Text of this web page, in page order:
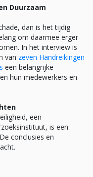
Duurzaam
dan is het tijdig
om daarmee erger
In het interview is
van zeven Handreikingen
een belangrijke
hun medewerkers en
een
is een
conclusies en